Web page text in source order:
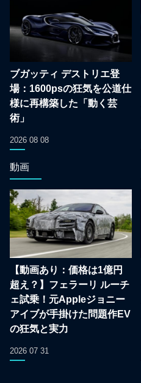
ブガッティ デストリエ登
場：1600psの狂気を公道仕
様に再構築した「動く芸
術」
2026 08 08
動画
【動画あり：価格は1億円
超え？】フェラーリ ルーチ
ェ試乗！元Appleジョニー
アイブが手掛けた問題作EV
の狂気と実力
2026 07 31